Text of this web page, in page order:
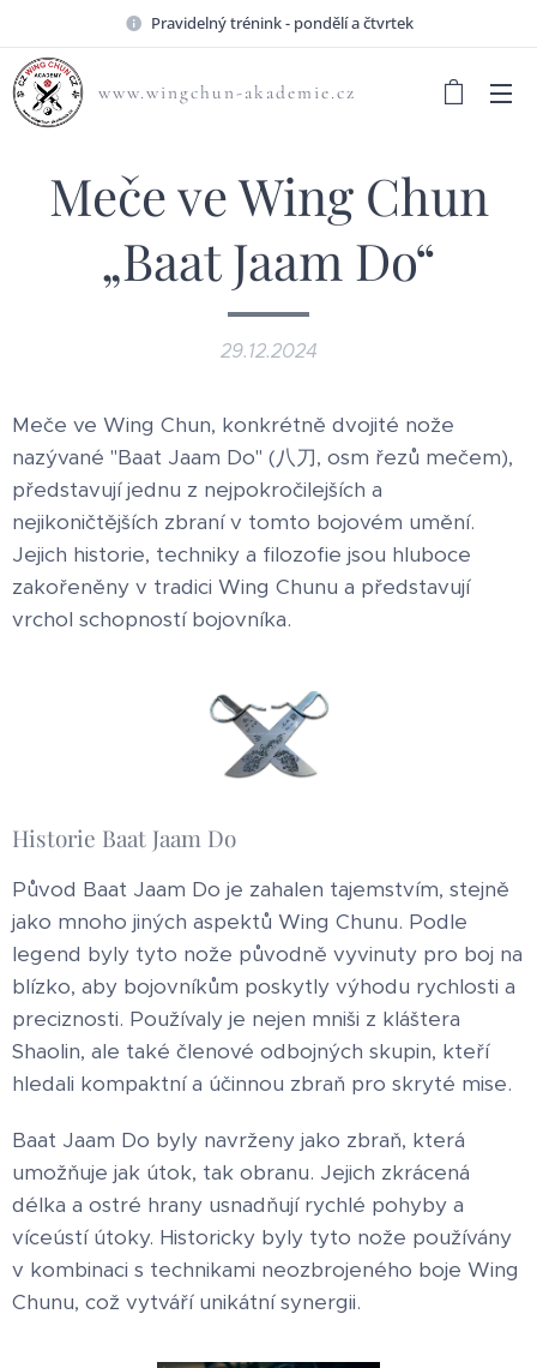
Pravidelný trénink - pondělí a čtvrtek
www.wingchun-akademie.cz
Meče ve Wing Chun
„Baat Jaam Do“
29.12.2024
Meče ve Wing Chun, konkrétně dvojité nože
nazývané "Baat Jaam Do" (八刀, osm řezů mečem),
představují jednu z nejpokročilejších a
nejikoničtějších zbraní v tomto bojovém umění.
Jejich historie, techniky a filozofie jsou hluboce
zakořeněny v tradici Wing Chunu a představují
vrchol schopností bojovníka.
Historie Baat Jaam Do
Původ Baat Jaam Do je zahalen tajemstvím, stejně
jako mnoho jiných aspektů Wing Chunu. Podle
legend byly tyto nože původně vyvinuty pro boj na
blízko, aby bojovníkům poskytly výhodu rychlosti a
preciznosti. Používaly je nejen mniši z kláštera
Shaolin, ale také členové odbojných skupin, kteří
hledali kompaktní a účinnou zbraň pro skryté mise.
Baat Jaam Do byly navrženy jako zbraň, která
umožňuje jak útok, tak obranu. Jejich zkrácená
délka a ostré hrany usnadňují rychlé pohyby a
víceústí útoky. Historicky byly tyto nože používány
v kombinaci s technikami neozbrojeného boje Wing
Chunu, což vytváří unikátní synergii.